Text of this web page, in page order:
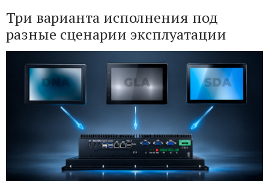
Три варианта исполнения под
разные сценарии эксплуатации